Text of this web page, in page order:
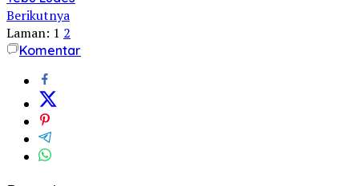
Berikutnya
Laman: 1 2
Komentar